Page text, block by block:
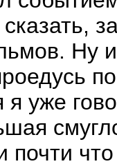
Ну и
я уже
почти